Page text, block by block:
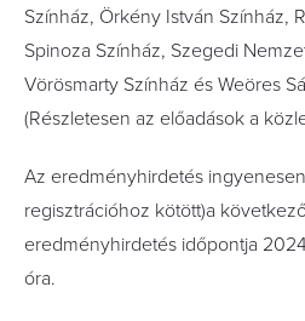
Színház, Örkény István Színház,
Spinoza Színház, Szegedi
Vörösmarty Színház és Weöres
(Részletesen az előadások a
Az eredményhirdetés
regisztrációhoz kötött)a
eredményhirdetés időpontja
óra.